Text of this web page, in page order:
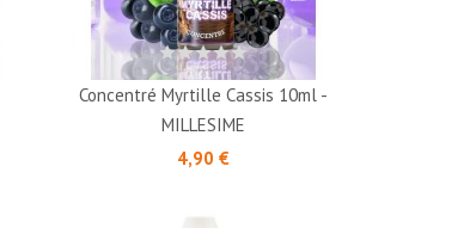
Concentré Myrtille Cassis 10ml -
MILLESIME
4,90 €